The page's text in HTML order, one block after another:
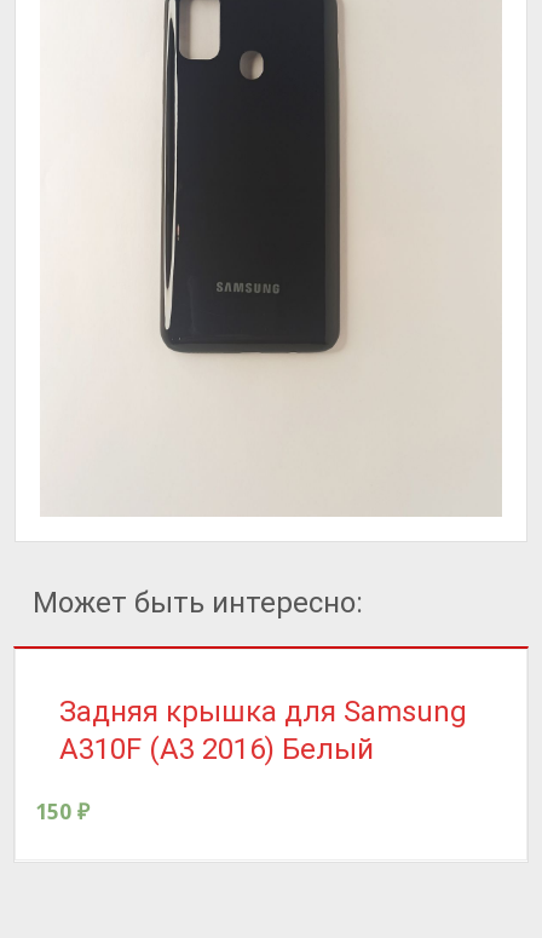
Может быть интересно:
Задняя крышка для Samsung
A310F (A3 2016) Белый
150 ₽